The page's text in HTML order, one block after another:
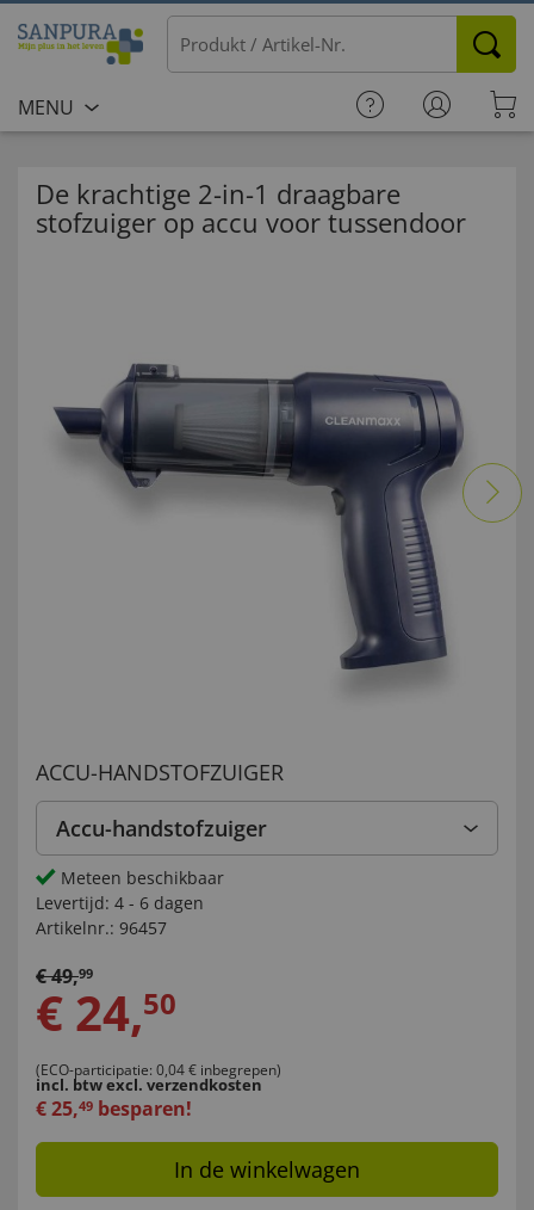
MENU
De krachtige 2-in-1 draagbare
stofzuiger op accu voor tussendoor
ACCU-HANDSTOFZUIGER
Accu-handstofzuiger
Meteen beschikbaar
Levertijd: 4 - 6 dagen
Artikelnr.: 96457
€49,99
€ 24,50
(ECO-participatie: 0,04 € inbegrepen)
incl. btwexcl. verzendkosten
€25,49 besparen!
In de winkelwagen